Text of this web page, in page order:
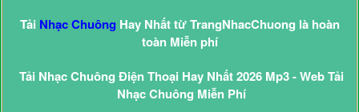
Tải Nhạc Chuông Hay Nhất từ TrangNhacChuong là hoàn
toàn Miễn phí
Tải Nhạc Chuông Điện Thoại Hay Nhất 2026 Mp3 - Web Tải
Nhạc Chuông Miễn Phí